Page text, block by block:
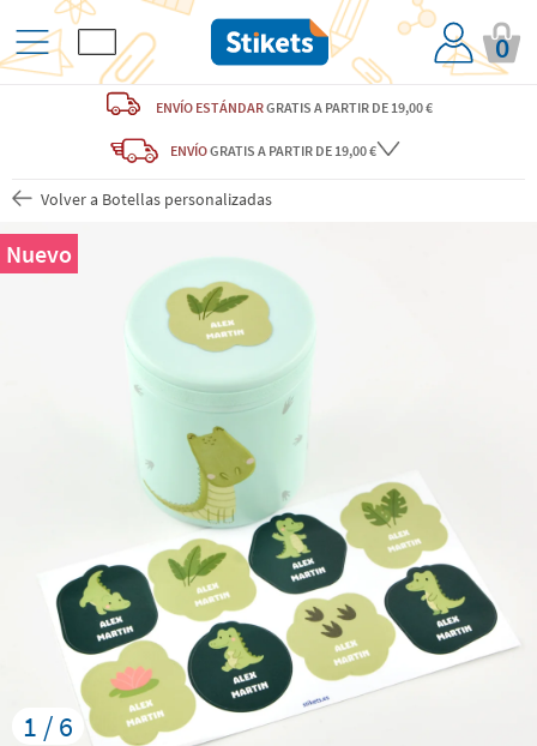
0
ENVÍO ESTÁNDARGRATIS A PARTIR DE 19,00 €
ENVÍOGRATIS A PARTIR DE 19,00 €
Volver a Botellas personalizadas
1 / 6
Nuevo